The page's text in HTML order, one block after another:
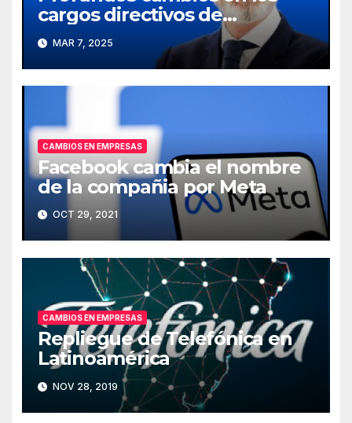
cargos directivos de
Telefónica
MAR 7, 2025
CAMBIOS EN EMPRESAS
Facebook cambia el nombre
de la compañia por Meta
OCT 29, 2021
CAMBIOS EN EMPRESAS
Repliegue de Telefónica en
Latinoamérica
NOV 28, 2019